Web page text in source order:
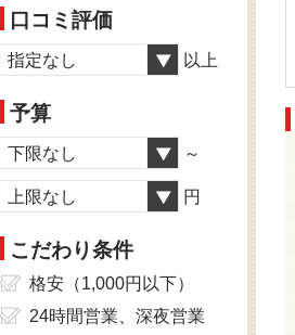
口コミ評価
指定なし 以上
予算
下限なし ～
上限なし 円
こだわり条件
格安（1,000円以下）
24時間営業、深夜営業